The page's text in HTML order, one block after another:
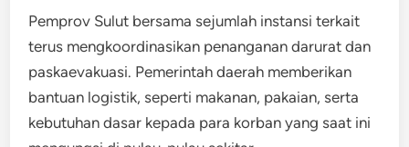
Pemprov Sulut bersama sejumlah instansi terkait
terus mengkoordinasikan penanganan darurat dan
paskaevakuasi. Pemerintah daerah memberikan
bantuan logistik, seperti makanan, pakaian, serta
kebutuhan dasar kepada para korban yang saat ini